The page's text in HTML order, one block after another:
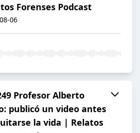
Forenses Podcast
06
Profesor Alberto
publicó un video antes
la vida | Relatos